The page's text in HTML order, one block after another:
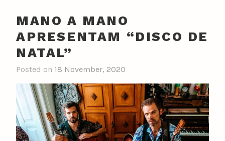
MANO A MANO
APRESENTAM “DISCO DE
NATAL”
Posted on 18 November, 2020